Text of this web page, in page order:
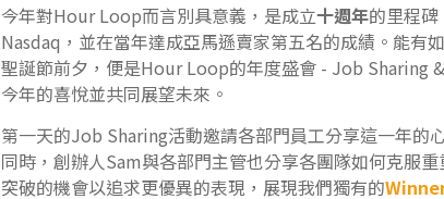
今年對Hour Loop而言別具意義，是成立十週年的里程
Nasdaq，並在當年達成亞馬遜賣家第五名的成績。能有
聖誕節前夕，便是Hour Loop的年度盛會 - Job Sharing
今年的喜悅並共同展望未來。
第一天的Job Sharing活動邀請各部門員工分享這一年的
同時，創辦人Sam與各部門主管也分享各團隊如何克服
突破的機會以追求更優異的表現，展現我們獨有的